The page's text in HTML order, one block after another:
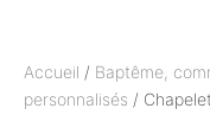
Accueil / Baptême,
personnalisés /